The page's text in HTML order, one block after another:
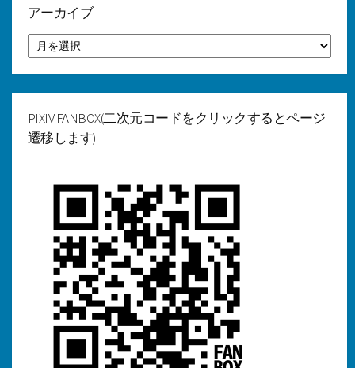
りアーカイブ
ー
カ
PIXIV FANBOX(二次元コードをクリックするとページ
遷移します)